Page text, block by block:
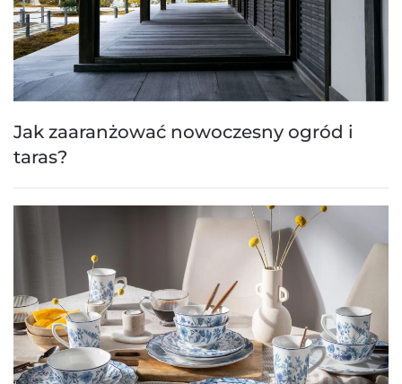
Jak zaaranżować nowoczesny ogród i
taras?